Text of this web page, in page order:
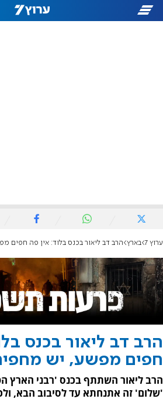
ערוץ 7 בארץ הרב דב ליאור בכנס בלוד: אין פה חפים מפשע,
הרב דב ליאור בכנס
חפים מפשע, יש
הרב ליאור השתתף בכנס 'רבני הארץ
'שלום' זה אתנחתא עד לסיבוב הבא,